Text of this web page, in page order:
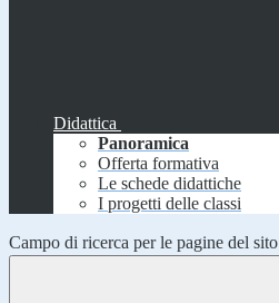
Didattica
Panoramica
Offerta formativa
Le schede didattiche
I progetti delle classi
Campo di ricerca per le pagine del sito